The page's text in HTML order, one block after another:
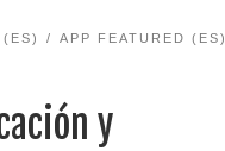
APP FEATURED (ES)
y